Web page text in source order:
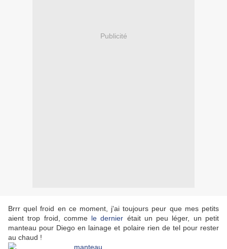
Publicité
Brrr quel froid en ce moment, j'ai toujours peur que mes petits
aient trop froid, comme le dernier était un peu léger, un petit
manteau pour Diego en lainage et polaire rien de tel pour rester
au chaud !